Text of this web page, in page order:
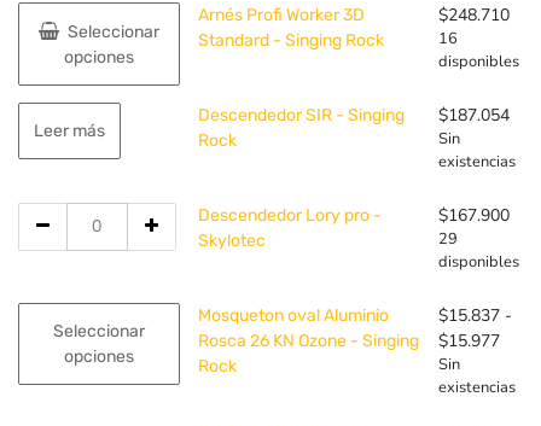
pueden
elegir
página
-
Singing
Rock
Seleccionar
opciones
Este
producto
múltiples
variantes.
Las
pueden
elegir
página
producto
Arnés Profi Worker 3D
Standard - Singing Rock
$248.710
16
disponibles
Leer más
Descendedor SIR - Singing
Rock
$187.054
Sin
existencias
Cantidad
-
Skylotec
Descendedor Lory pro -
Skylotec
$167.900
29
disponibles
Seleccionar
opciones
Este
producto
tiene
múltiples
Mosqueton oval Aluminio
Rosca 26 KN Ozone - Singing
Rock
$15.837 -
$15.977
Sin
existencias